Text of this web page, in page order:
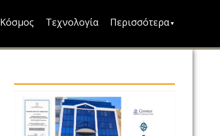
Κόσμος Τεχνολογία Περισσότερα